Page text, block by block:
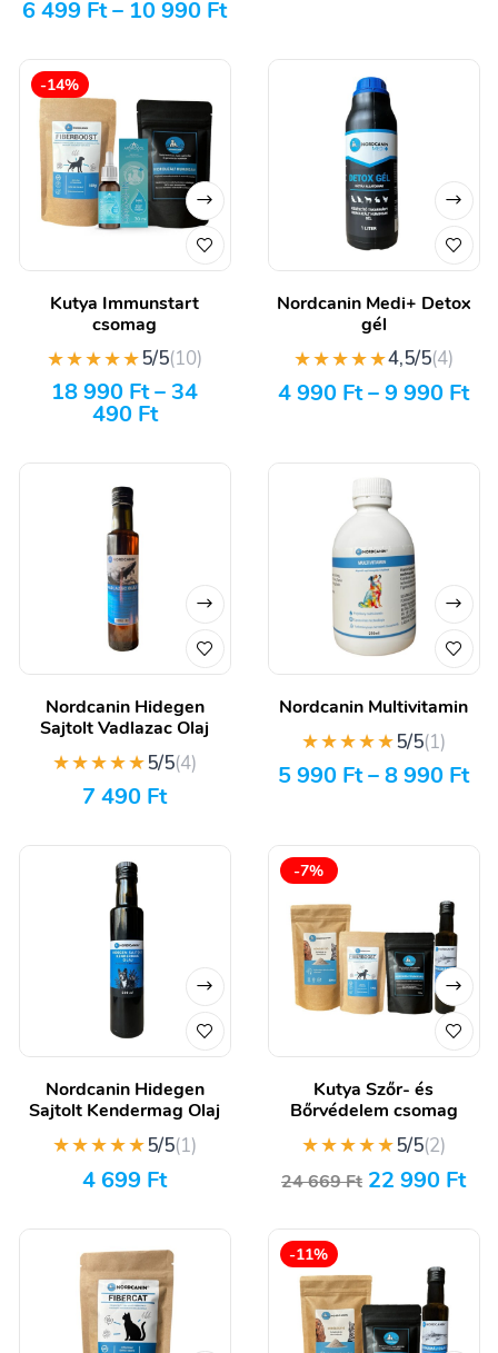
6 499 Ft– 10 990 Ft
-14%
Kutya Immunstart
csomag
★★★★★5/5(10)
18 990 Ft–34
490 Ft
Nordcanin Medi+ Detox
gél
★★★★★4,5/5(4)
4 990 Ft–9 990 Ft
Nordcanin Hidegen
Sajtolt Vadlazac Olaj
★★★★★5/5(4)
7 490 Ft
Nordcanin Multivitamin
★★★★★5/5(1)
5 990 Ft–8 990 Ft
Nordcanin Hidegen
Sajtolt Kendermag Olaj
★★★★★5/5(1)
4 699 Ft
-7%
Kutya Szőr- és
Bőrvédelem csomag
★★★★★5/5(2)
24 669Ft 22 990 Ft
-11%